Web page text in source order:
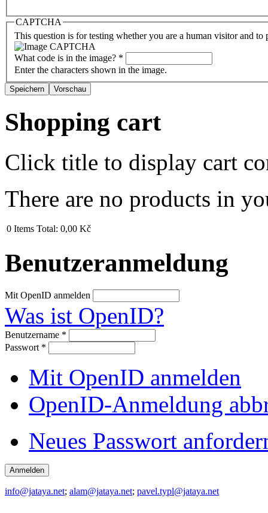
CAPTCHA
This question is for testing whether you are a human visitor and to
What code is in the image? *
Enter the characters shown in the image.
Shopping cart
Click title to display cart
There are no products in
0 Items Total: 0,00 Kč
Benutzeranmeldung
Mit OpenID anmelden
Was ist OpenID?
Benutzername *
Passwort *
Mit OpenID anmelden
OpenID-Anmeldung
Neues Passwort
info@jataya.net; alam@jataya.net; pavel.typl@jataya.net